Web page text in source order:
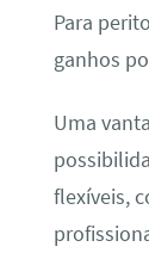
Para
ganhos
Uma
flexíveis,